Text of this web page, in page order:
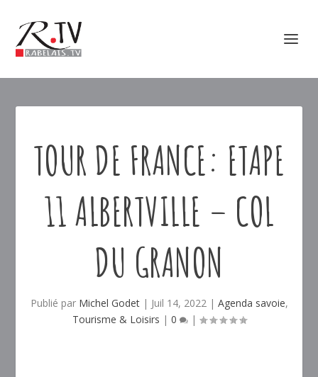
TOUR DE FRANCE: ETAPE
11 ALBERTVILLE – COL
DU GRANON
Publié par Michel Godet| Juil 14, 2022| Agenda savoie,
Tourisme & Loisirs | 0 |